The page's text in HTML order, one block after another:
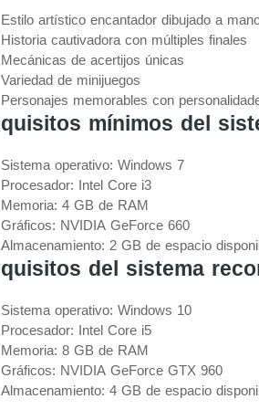
Estilo artístico encantador dibujado a
Historia cautivadora con múltiples finales
Mecánicas de acertijos únicas
Variedad de minijuegos
Personajes memorables con
mínimos del
Sistema operativo: Windows 7
Procesador: Intel Core i3
Memoria: 4 GB de RAM
Gráficos: NVIDIA GeForce 660
Almacenamiento: 2 GB de espacio
del sistema
Sistema operativo: Windows 10
Procesador: Intel Core i5
Memoria: 8 GB de RAM
Gráficos: NVIDIA GeForce GTX 960
Almacenamiento: 4 GB de espacio